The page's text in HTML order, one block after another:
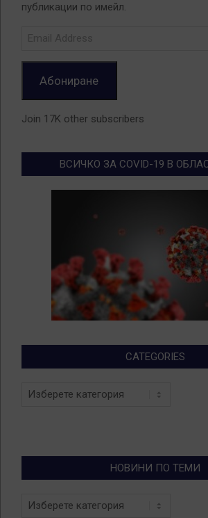
публикации по имейл.
Абониране
Join 17K other subscribers
ВСИЧКО ЗА COVID-19 В
CATEGORIES
Categories
НОВИНИ ПО ТЕМИ
Новини